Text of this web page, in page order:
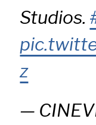
Studios.
z
—